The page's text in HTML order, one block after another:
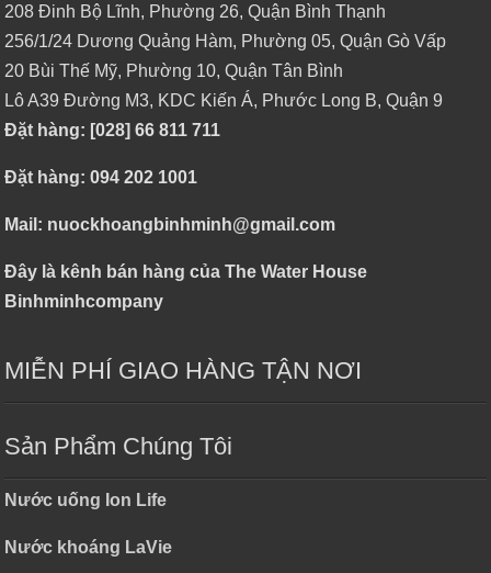
208 Đinh Bộ Lĩnh, Phường 26, Quận Bình Thạnh
256/1/24 Dương Quảng Hàm, Phường 05, Quận Gò Vấp
20 Bùi Thế Mỹ, Phường 10, Quận Tân Bình
Lô A39 Đường M3, KDC Kiến Á, Phước Long B, Quận 9
Đặt hàng: [028] 66 811 711
Đặt hàng: 094 202 1001
Mail: nuockhoangbinhminh@gmail.com
Đây là kênh bán hàng của The Water House
Binhminhcompany
MIỄN PHÍ GIAO HÀNG TẬN NƠI
Sản Phẩm Chúng Tôi
Nước uống Ion Life
Nước khoáng LaVie